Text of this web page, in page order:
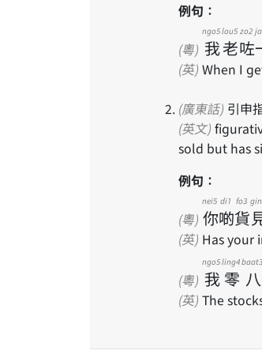
例句：
(粵) 我
ngo5
老
lou5
咗
zo2
(英) When I
(廣東話) 引申
(英文)
sold but has
例句：
(粵) 你
nei5
啲
di1
貨
fo3
(英) Has your
(粵) 我
ngo5
零
ling4
八
baat3
(英) The